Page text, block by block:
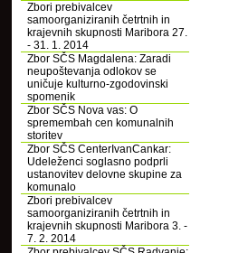
Zbori prebivalcev
samoorganiziranih četrtnih in
krajevnih skupnosti Maribora 27.
- 31. 1. 2014
Zbor SČS Magdalena: Zaradi
neupoštevanja odlokov se
uničuje kulturno-zgodovinski
spomenik
Zbor SČS Nova vas: O
spremembah cen komunalnih
storitev
Zbor SČS CenterIvanCankar:
Udeleženci soglasno podprli
ustanovitev delovne skupine za
komunalo
Zbori prebivalcev
samoorganiziranih četrtnih in
krajevnih skupnosti Maribora 3. -
7. 2. 2014